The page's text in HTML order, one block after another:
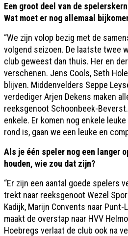
Een groot deel van de
Wat moet er nog allemaal
“We zijn volop bezig met de
volgend seizoen. De laatste twee
club geweest dan thuis. Her en
verschenen. Jens Cools, Seth
blijven. Middenvelders Seppe
verdediger Arjen Dekens maken
reeksgenoot Schoonbeek-
enkele. Er komen nog enkele
rond is, gaan we een leuke en
Als je één speler nog een langer
houden, wie zou dat zijn?
“Er zijn een aantal goede spelers
trekt naar reeksgenoot Wezel
Kadijk, Marijn Convents naar Punt-
maakt de overstap naar HVV
Hoebregs verlaat de club ook na